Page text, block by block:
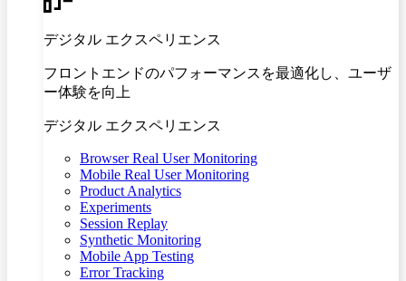
デジタル エクスペリエンス
フロントエンドのパフォーマンスを最適化し、ユーザ
ー体験を向上
デジタル エクスペリエンス
Browser Real User Monitoring
Mobile Real User Monitoring
Product Analytics
Experiments
Session Replay
Synthetic Monitoring
Mobile App Testing
Error Tracking